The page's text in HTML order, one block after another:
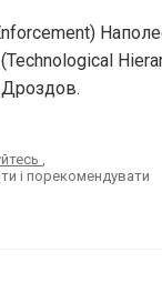
Дроздов.
і порекомендувати